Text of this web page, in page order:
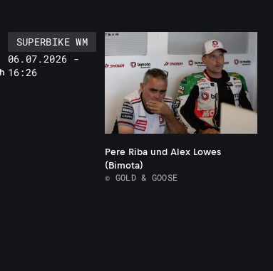
SUPERBIKE WM
06.07.2026 -
16:26
Pere Riba und Alex Lowes
(Bimota)
© GOLD & GOOSE